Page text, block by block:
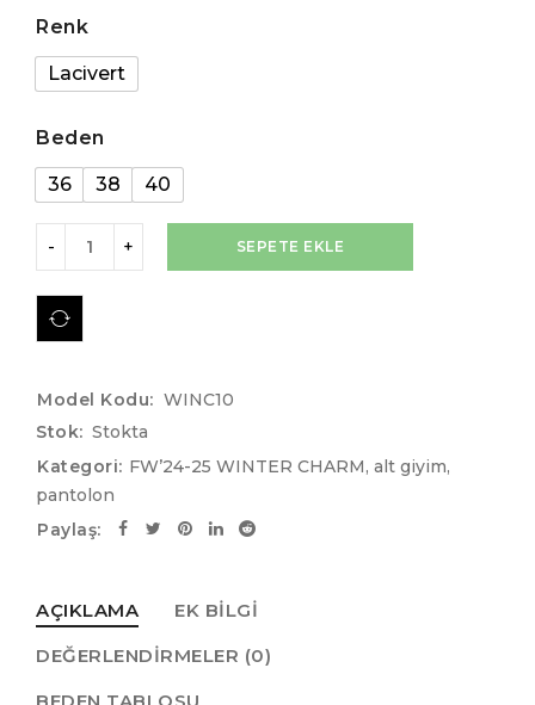
Renk
Lacivert
Beden
36 38 40
SEPETE EKLE
Model Kodu: WINC10
Stok: Stokta
Kategori: FW’24-25 WINTER CHARM, alt giyim,
pantolon
Paylaş:
AÇIKLAMA
EK BILGI
DEĞERLENDIRMELER (0)